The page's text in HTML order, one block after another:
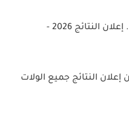
هنا منصة توظيف الأساتذة .. إعلان النتائج 2026 -
النتائج جميع الولات